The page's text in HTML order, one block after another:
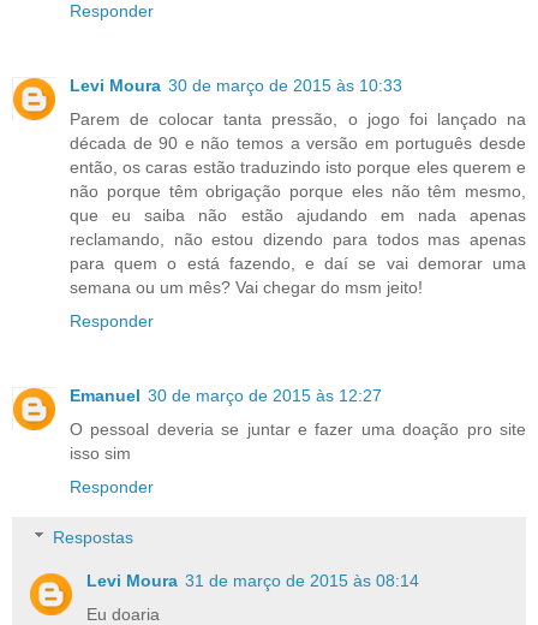
Responder
Levi Moura 30 de março de 2015 às 10:33
Parem de colocar tanta pressão, o jogo foi lançado na
década de 90 e não temos a versão em português desde
então, os caras estão traduzindo isto porque eles querem e
não porque têm obrigação porque eles não têm mesmo,
que eu saiba não estão ajudando em nada apenas
reclamando, não estou dizendo para todos mas apenas
para quem o está fazendo, e daí se vai demorar uma
semana ou um mês? Vai chegar do msm jeito!
Responder
Emanuel 30 de março de 2015 às 12:27
O pessoal deveria se juntar e fazer uma doação pro site
isso sim
Responder
Respostas
Levi Moura 31 de março de 2015 às 08:14
Eu doaria